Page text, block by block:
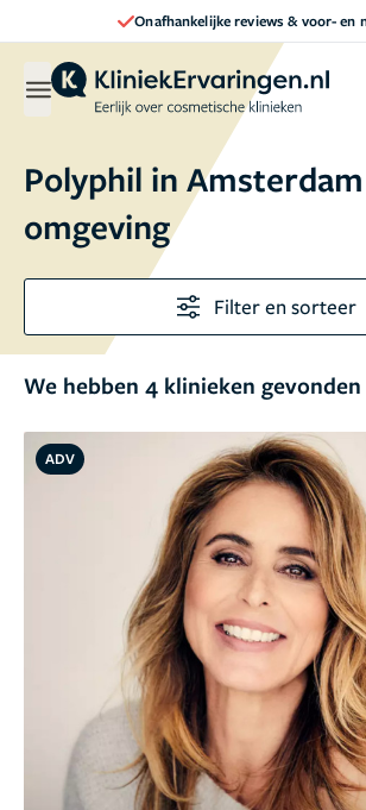
Onafhankelijke reviews & voor- en
Polyphil in
omgeving
Filter en sorteer
We hebben 4 klinieken gevonden
ADV